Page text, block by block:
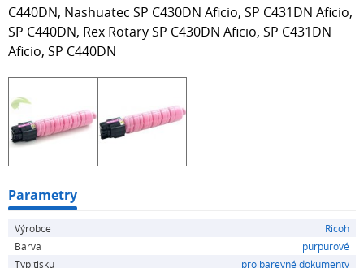
C440DN, Nashuatec SP C430DN Aficio, SP C431DN Aficio,
SP C440DN, Rex Rotary SP C430DN Aficio, SP C431DN
Aficio, SP C440DN
Parametry
Výrobce
Ricoh
Barva
purpurové
Typ tisku
pro barevné dokumenty